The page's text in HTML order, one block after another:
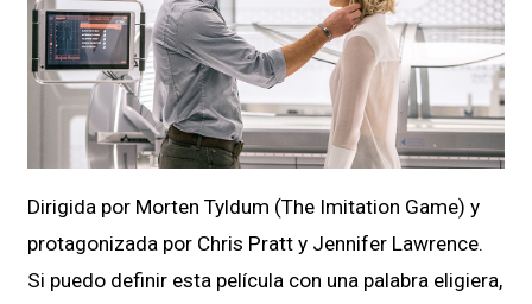
Dirigida por Morten Tyldum (The Imitation Game) y
protagonizada por Chris Pratt y Jennifer Lawrence.
Si puedo definir esta película con una palabra eligiera,